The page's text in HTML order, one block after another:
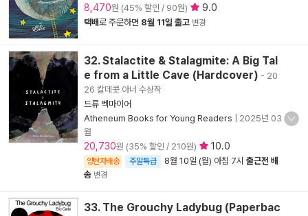
8,470원 (45% 할인 / 90원) 9.0
택배로 주문하면 8월 11일 출고 변경
32. Stalactite & Stalagmite: A Big Tal
e from a Little Cave (Hardcover) - 20
26 칼데콧 아너 수상작
드류 벡마이어
Atheneum Books for Young Readers
2025년 03
월
20,730원 (35% 할인 / 210원) 10.0
양탄자배송 주말특급 8월 10일 (월) 아침 7시 출근전 배
송 변경
33. The Grouchy Ladybug (Paperbac